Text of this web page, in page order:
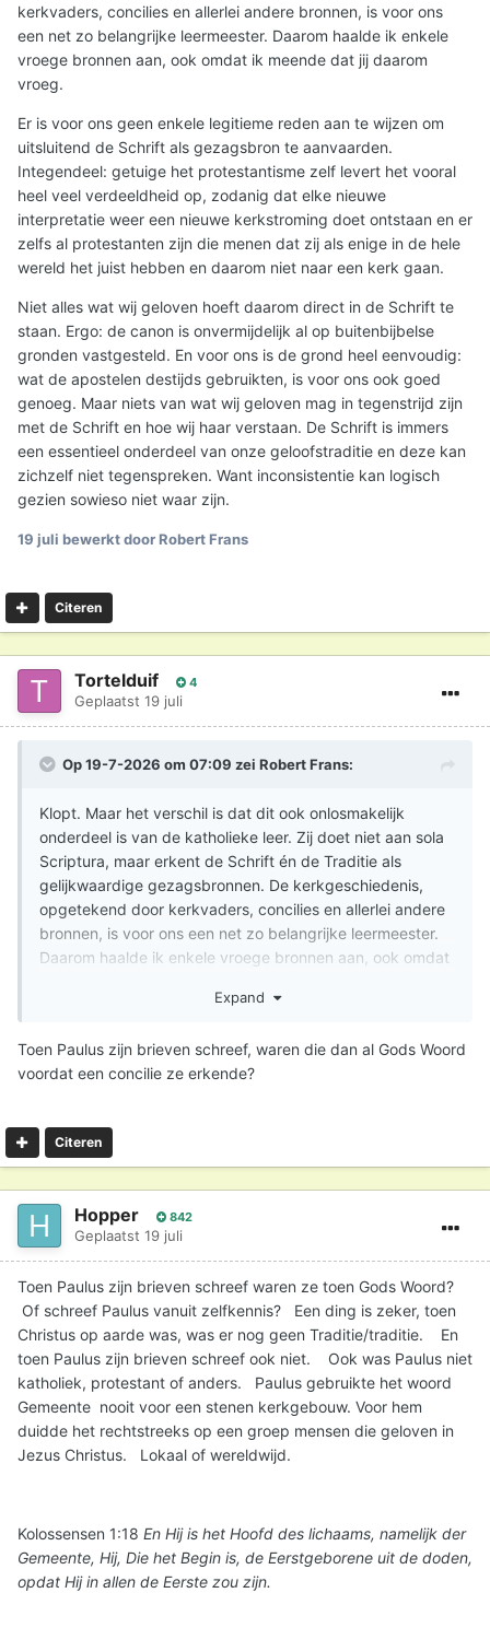
kerkvaders, concilies en allerlei andere bronnen, is voor ons
een net zo belangrijke leermeester. Daarom haalde ik enkele
vroege bronnen aan, ook omdat ik meende dat jij daarom
vroeg.
Er is voor ons geen enkele legitieme reden aan te wijzen om
uitsluitend de Schrift als gezagsbron te aanvaarden.
Integendeel: getuige het protestantisme zelf levert het vooral
heel veel verdeeldheid op, zodanig dat elke nieuwe
interpretatie weer een nieuwe kerkstroming doet ontstaan en er
zelfs al protestanten zijn die menen dat zij als enige in de hele
wereld het juist hebben en daarom niet naar een kerk gaan.
Niet alles wat wij geloven hoeft daarom direct in de Schrift te
staan. Ergo: de canon is onvermijdelijk al op buitenbijbelse
gronden vastgesteld. En voor ons is de grond heel eenvoudig:
wat de apostelen destijds gebruikten, is voor ons ook goed
genoeg. Maar niets van wat wij geloven mag in tegenstrijd zijn
met de Schrift en hoe wij haar verstaan. De Schrift is immers
een essentieel onderdeel van onze geloofstraditie en deze kan
zichzelf niet tegenspreken. Want inconsistentie kan logisch
gezien sowieso niet waar zijn.
19 juli bewerkt door Robert Frans
Citeren
Tortelduif 4
Geplaatst 19 juli
Op 19-7-2026 om 07:09 zei Robert Frans:
Klopt. Maar het verschil is dat dit ook onlosmakelijk
onderdeel is van de katholieke leer. Zij doet niet aan sola
Scriptura, maar erkent de Schrift én de Traditie als
gelijkwaardige gezagsbronnen. De kerkgeschiedenis,
opgetekend door kerkvaders, concilies en allerlei andere
bronnen, is voor ons een net zo belangrijke leermeester.
Daarom haalde ik enkele vroege bronnen aan, ook omdat
om uitsluitend de Schrift als gezagsbron te aanvaarden.
Integendeel: getuige het protestantisme zelf levert het
ontstaan en er zelfs al protestanten zijn die menen dat zij
als enige in de hele wereld het juist hebben en daarom
niet naar een kerk gaan.
Niet alles wat wij geloven hoeft daarom direct in de
Schrift te staan. Ergo: de canon is onvermijdelijk al op
buitenbijbelse gronden vastgesteld. En voor ons is de
grond heel eenvoudig: wat de apostelen destijds
gebruikten, is voor ons ook goed genoeg. Maar niets van
wat wij geloven mag in tegenstrijd zijn met de Schrift en
hoe wij haar verstaan. De Schrift is immers een essentieel
onderdeel van onze geloofstraditie en deze kan zichzelf
niet tegenspreken. Want inconsistentie kan logisch gezien
sowieso niet waar zijn.
Expand
Toen Paulus zijn brieven schreef, waren die dan al Gods Woord
voordat een concilie ze erkende?
Citeren
Hopper 842
Geplaatst 19 juli
Toen Paulus zijn brieven schreef waren ze toen Gods Woord?
Of schreef Paulus vanuit zelfkennis? Een ding is zeker, toen
Christus op aarde was, was er nog geen Traditie/traditie. En
toen Paulus zijn brieven schreef ook niet. Ook was Paulus niet
katholiek, protestant of anders. Paulus gebruikte het woord
Gemeente nooit voor een stenen kerkgebouw. Voor hem
duidde het rechtstreeks op een groep mensen die geloven in
Jezus Christus. Lokaal of wereldwijd.
Kolossensen 1:18 En Hij is het Hoofd des lichaams, namelijk der
Gemeente, Hij, Die het Begin is, de Eerstgeborene uit de doden,
opdat Hij in allen de Eerste zou zijn.